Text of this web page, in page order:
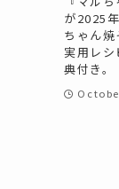
が2025
ちゃん
実用レ
典付き。